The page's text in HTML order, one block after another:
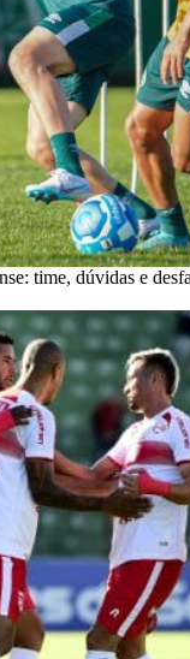
time, dúvidas e